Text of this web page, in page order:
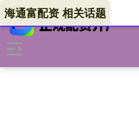
海通富配资 相关话题